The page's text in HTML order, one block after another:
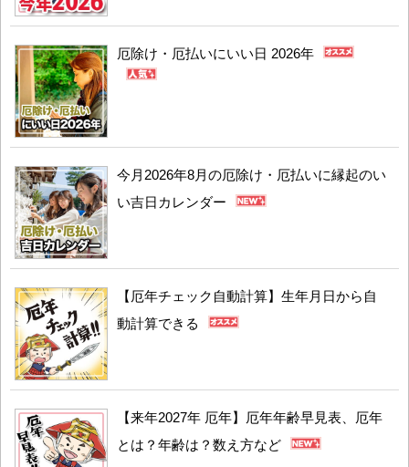
厄除け・厄払いにいい日 2026年
今月2026年8月の厄除け・厄払いに縁起のい
い吉日カレンダー
【厄年チェック自動計算】生年月日から自
動計算できる
【来年2027年 厄年】厄年年齢早見表、厄年
とは？年齢は？数え方など